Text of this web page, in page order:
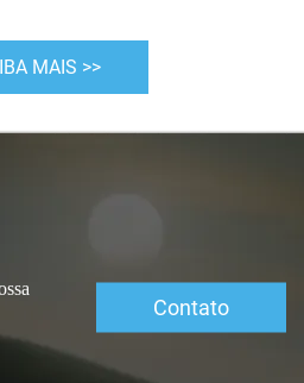
MAIS >>
Contato